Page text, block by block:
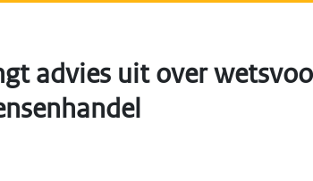
advies uit over